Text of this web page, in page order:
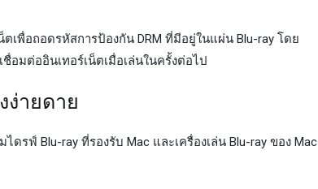
ตเพื่อถอดรหัสการป้องกัน DRM ที่มีอยู่ในแผ่น Blu-ray โดย
อมต่ออินเทอร์เน็ตเมื่อเล่นในครั้งต่อไป
ง่ายดาย
ดรฟ์ Blu-ray ที่รองรับ Mac และเครื่องเล่น Blu-ray ของ Mac